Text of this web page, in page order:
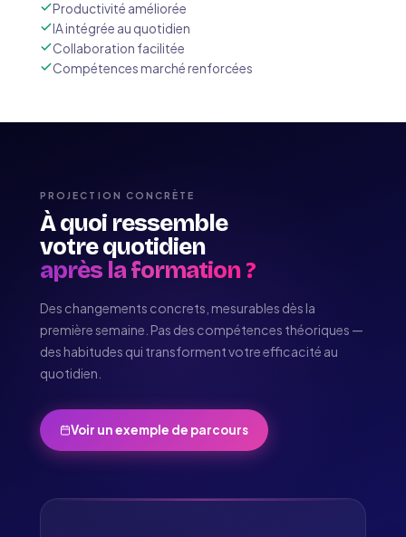
Productivité améliorée
IA intégrée au quotidien
Collaboration facilitée
Compétences marché renforcées
PROJECTION CONCRÈTE
À quoi ressemble
votre quotidien
après la formation ?
Des changements concrets, mesurables dès la
première semaine. Pas des compétences théoriques —
des habitudes qui transforment votre efficacité au
quotidien.
Voir un exemple de parcours